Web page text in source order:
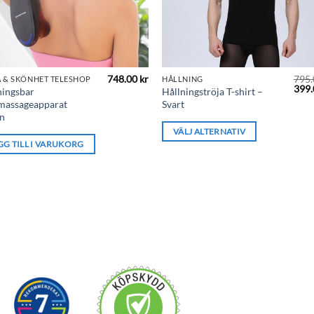
& SKÖNHET TELESHOP 748.00kr
TILL I VARUKORG
HÅLLNING
Hållningströja T-shirt –
Svart
Det
VÄLJ ALTERNATIV
Den
här
har
produktsidan